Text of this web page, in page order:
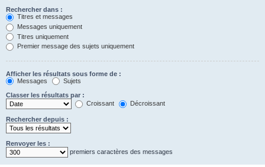
Rechercher dans :
Titres et messages
Messages uniquement
Titres uniquement
Premier message des sujets uniquement
Afficher les résultats sous forme de :
Messages
Sujets
Classer les résultats par :
Croissant
Décroissant
Rechercher depuis :
Renvoyer les :
premiers caractères des messages